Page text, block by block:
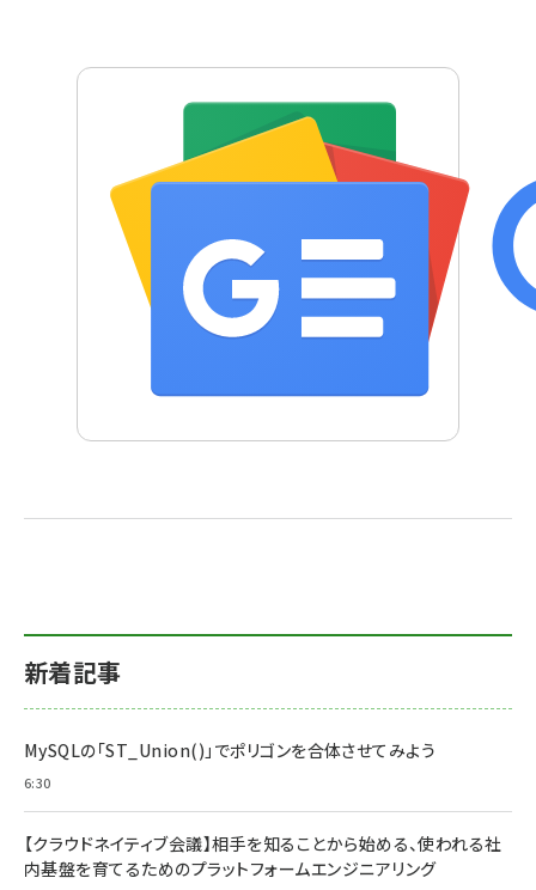
新着記事
MySQLの「ST_Union()」でポリゴンを合体させてみよう
6:30
【クラウドネイティブ会議】相手を知ることから始める、使われる社
内基盤を育てるためのプラットフォームエンジニアリング